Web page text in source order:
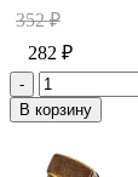
352 ₽
282 ₽
-
В корзину